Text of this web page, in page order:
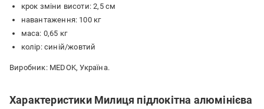
крок зміни висоти: 2,5 см
навантаження: 100 кг
маса: 0,65 кг
колір: синій/жовтий
Виробник: MEDOK, Україна.
Характеристики Милиця підлокітна алюмінієва